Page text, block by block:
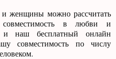
женщины можно рассчитать
в любви и
и наш бесплатный онлайн
совместимость по числу